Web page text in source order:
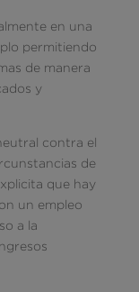
en una
permitiendo
de manera
y
contra el
de
que hay
un empleo
a la